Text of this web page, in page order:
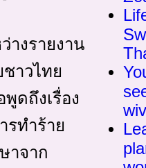
างรายงาน
าวไทย
ดถึงเรื่อง
รทำร้าย
าจาก